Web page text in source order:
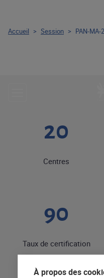
20
Centres
90
Taux de certification
Accueil > Session > PAN-MA-
À propos des